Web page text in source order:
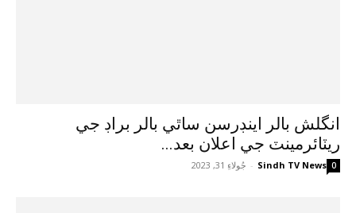
انگلش بالر اينڊرسن ساٿي بالر براڊ جي
ريٽائرمينٽ جي اعلان بعد...
Sindh TV News
- جُولاءِ 31, 2023 0